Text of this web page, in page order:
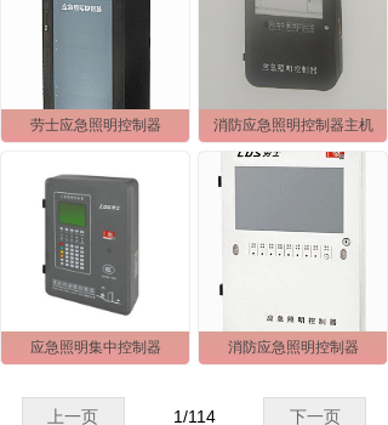
劳士应急照明控制器 消防应急照明控制器主机
应急照明集中控制器 消防应急照明控制器
上一页 下一页
1/114